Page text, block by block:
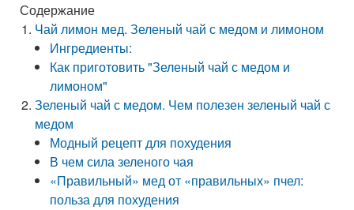
Содержание
Чай лимон мед. Зеленый чай с медом и лимоном
Ингредиенты:
Как приготовить "Зеленый чай с медом и
лимоном"
Зеленый чай с медом. Чем полезен зеленый чай с
медом
Модный рецепт для похудения
В чем сила зеленого чая
«Правильный» мед от «правильных» пчел:
польза для похудения